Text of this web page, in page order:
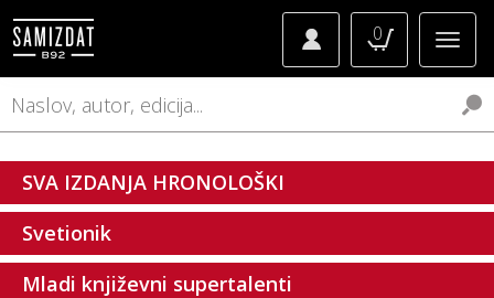
0
SVA IZDANJA HRONOLOŠKI
Svetionik
Mladi književni supertalenti